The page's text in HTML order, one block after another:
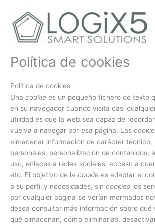
contenido
Política de cookies
Política de cookies
Una cookie es un pequeño fichero de texto
en su navegador cuando visita casi
utilidad es que la web sea capaz de
vuelva a navegar por esa página. Las
almacenar información de carácter técnico,
personales, personalización de contenidos,
uso, enlaces a redes sociales, acceso a
etc. El objetivo de la cookie es adaptar el
a su perfil y necesidades, sin cookies los
por cualquier página se verían mermados
desea consultar más información sobre qué
qué almacenan, cómo eliminarlas,